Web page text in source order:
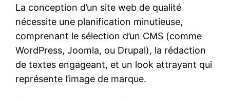
La conception d’un site web de qualité
nécessite une planification minutieuse,
comprenant le sélection d’un CMS (comme
WordPress, Joomla, ou Drupal), la rédaction
de textes engageant, et un look attrayant qui
représente l’image de marque.